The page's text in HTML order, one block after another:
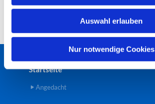
l
Auswahl erlauben
Nur notwendige Cookies
Startseite
Angedacht